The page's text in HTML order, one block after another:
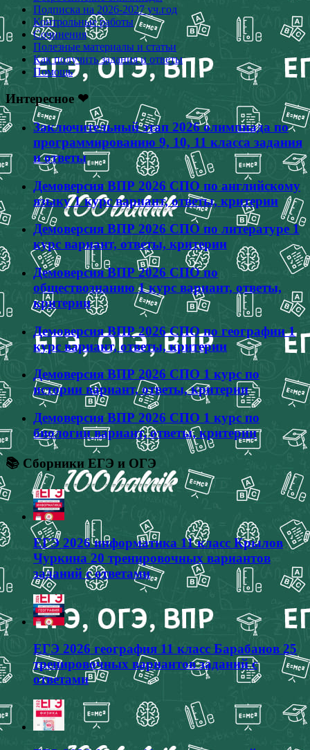
Подписка на 2026-2027 уч.год
Контрольные работы
Сочинения
Полезные материалы и статьи
Как получить задания и ответы
Помощь
Интересное ❤
Заключительный этап 2026 олимпиада по
программированию 9, 10, 11 класса задания
и ответы
Демоверсия ВПР 2026 СПО по английскому
языку 1 курс вариант, ответы, критерии
Демоверсия ВПР 2026 СПО по литературе 1
курс вариант, ответы, критерии
Демоверсия ВПР 2026 СПО по
обществознанию 1 курс вариант, ответы,
критерии
Демоверсия ВПР 2026 СПО по географии 1
курс вариант, ответы, критерии
Демоверсия ВПР 2026 СПО 1 курс по
истории вариант, ответы, критерии
Демоверсия ВПР 2026 СПО 1 курс по
биологии вариант, ответы, критерии
📚 Сборники ЕГЭ и ОГЭ
ЕГЭ 2026 информатика 11 класс Крылов
Чуркина 20 тренировочных вариантов
заданий с ответами
ЕГЭ 2026 география 11 класс Барабанов 25
тренировочных вариантов заданий с
ответами